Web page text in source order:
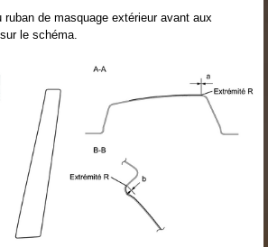
ruban de masquage extérieur avant aux
le schéma.